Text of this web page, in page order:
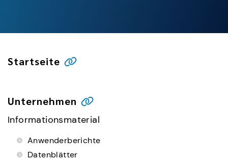
Startseite
Unternehmen
Informationsmaterial
Anwenderberichte
Datenblätter